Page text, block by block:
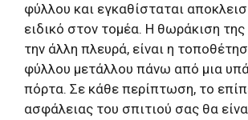
φύλλου και εγκαθίσταται
ειδικό στον τομέα. Η θωράκιση
την άλλη πλευρά, είναι η
φύλλου μετάλλου πάνω από μια
πόρτα. Σε κάθε περίπτωση, το
ασφάλειας του σπιτιού σας θα